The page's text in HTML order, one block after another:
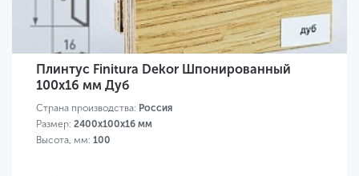
Плинтус Finitura Dekor Шпонированный
100х16 мм Дуб
Страна производства: Россия
Размер: 2400х100х16 мм
Высота, мм: 100